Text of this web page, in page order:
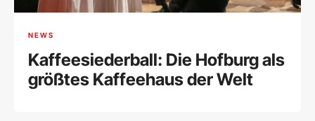
NEWS
Kaffeesiederball: Die Hofburg als
größtes Kaffeehaus der Welt